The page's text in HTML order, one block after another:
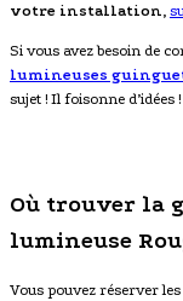
votre installation
Si vous avez besoin de
lumineuses
sujet ! Il foisonne d’idées !
Où trouver la
lumineuse
Vous pouvez réserver